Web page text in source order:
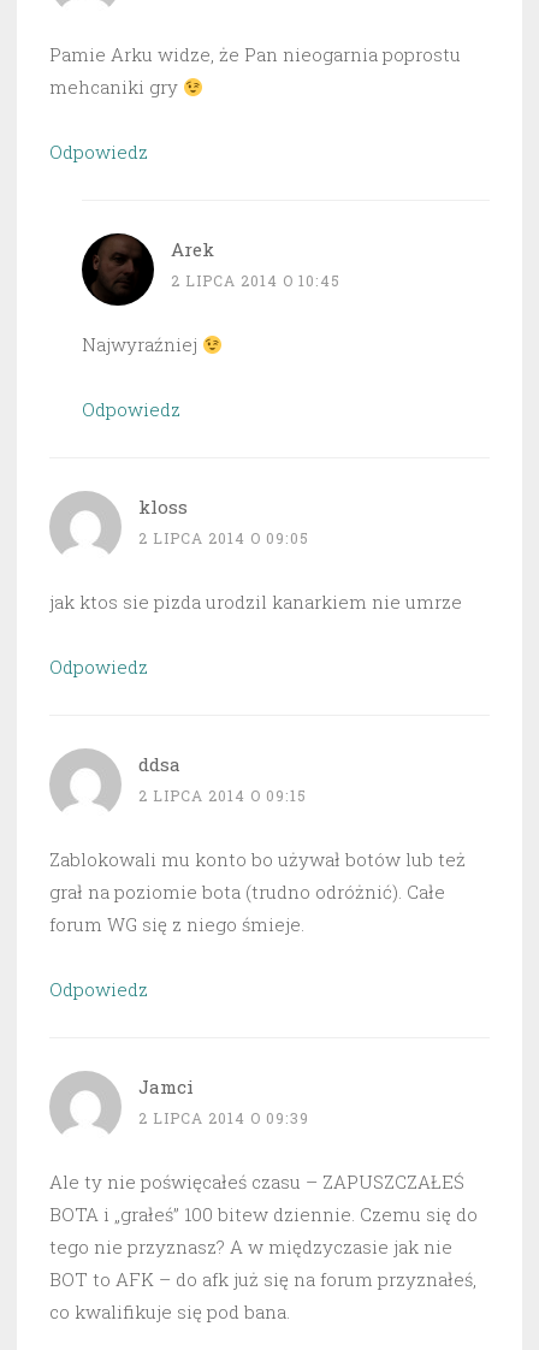
Pamie Arku widze, że Pan nieogarnia poprostu
mehcaniki gry
Odpowiedz
Arek
2 LIPCA 2014 O 10:45
Najwyraźniej
Odpowiedz
kloss
2 LIPCA 2014 O 09:05
jak ktos sie pizda urodzil kanarkiem nie umrze
Odpowiedz
ddsa
2 LIPCA 2014 O 09:15
Zablokowali mu konto bo używał botów lub też
grał na poziomie bota (trudno odróżnić). Całe
forum WG się z niego śmieje.
Odpowiedz
Jamci
2 LIPCA 2014 O 09:39
Ale ty nie poświęcałeś czasu – ZAPUSZCZAŁEŚ
BOTA i „grałeś” 100 bitew dziennie. Czemu się do
tego nie przyznasz? A w międzyczasie jak nie
BOT to AFK – do afk już się na forum przyznałeś,
co kwalifikuje się pod bana.